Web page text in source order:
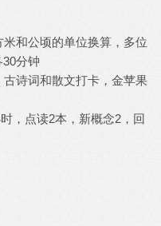
和公顷的单位换算，多位
分钟
诗词和散文打卡，金苹果
，点读2本，新概念2，回